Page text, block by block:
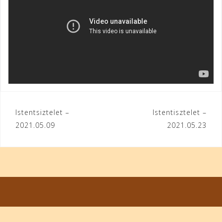
Bejegyzés
navigáció
Istentsiztelet –
2021.05.09
Istentisztelet –
2021.05.23